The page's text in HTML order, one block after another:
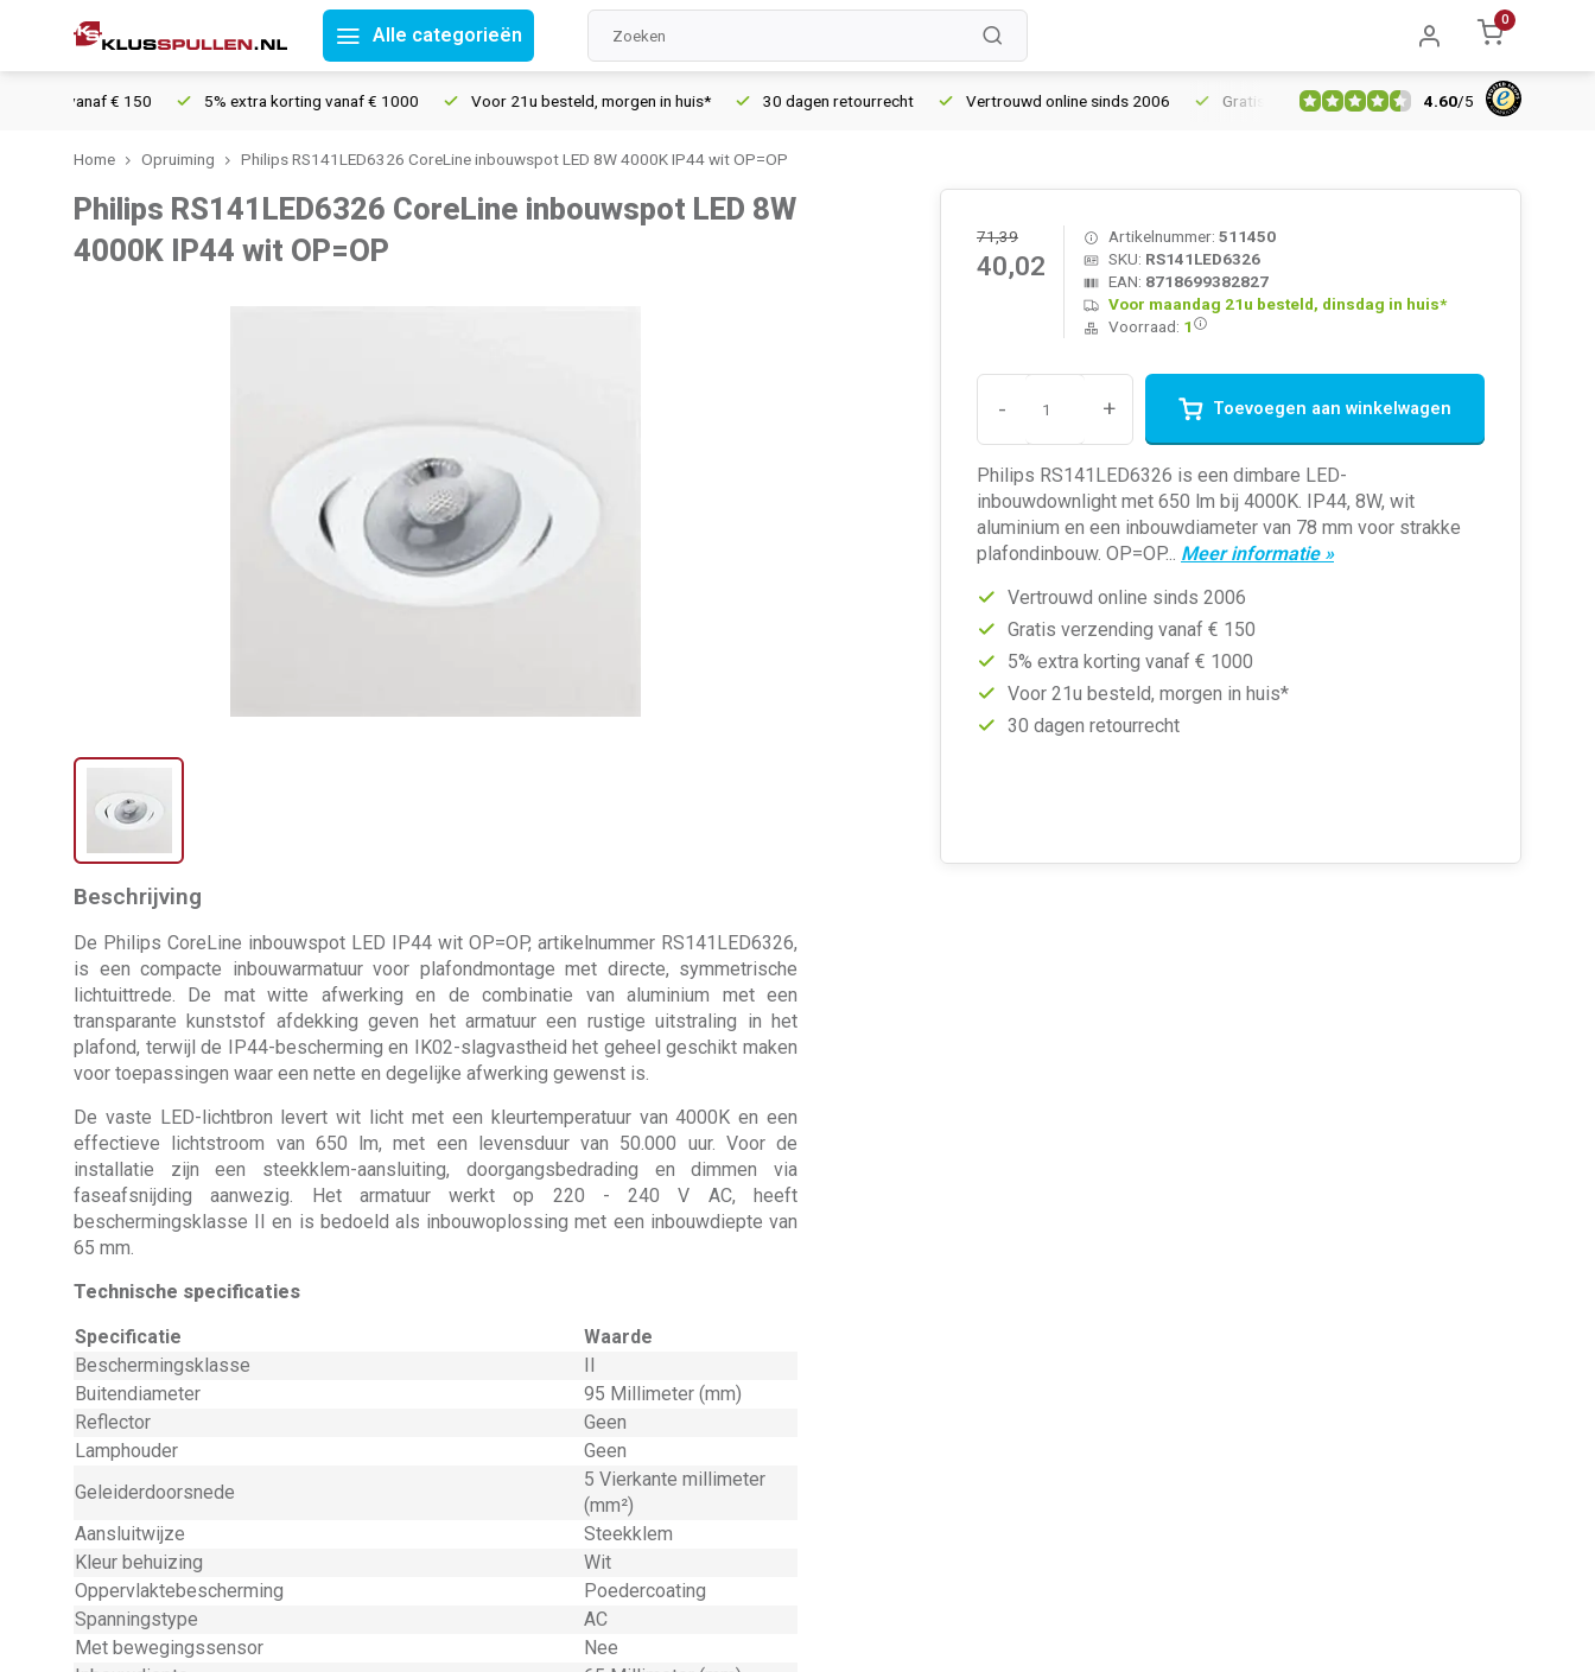
Alle categorieën
0
€ 150 5% extra korting vanaf € 1000 Voor 21u besteld, morgen in huis* 30 dagen retourrecht Vertrouwd online sinds 2006 Gratis verzending vanaf € 150 5% extra korting vanaf €
4.60/5
Home Opruiming Philips RS141LED6326 CoreLine inbouwspot LED 8W 4000K IP44 wit OP=OP
Philips RS141LED6326 CoreLine inbouwspot LED 8W
4000K IP44 wit OP=OP
71,39
40,02
Artikelnummer: 511450
SKU: RS141LED6326
EAN: 8718699382827
Voor maandag 21u besteld, dinsdag in huis*
Voorraad: 1
- + Toevoegen aan winkelwagen
Philips RS141LED6326 is een dimbare LED-
inbouwdownlight met 650 lm bij 4000K. IP44, 8W, wit
aluminium en een inbouwdiameter van 78 mm voor strakke
plafondinbouw. OP=OP... Meer informatie »
Vertrouwd online sinds 2006
Gratis verzending vanaf € 150
5% extra korting vanaf € 1000
Voor 21u besteld, morgen in huis*
30 dagen retourrecht
Beschrijving
De Philips CoreLine inbouwspot LED IP44 wit OP=OP, artikelnummer RS141LED6326,
is een compacte inbouwarmatuur voor plafondmontage met directe, symmetrische
lichtuittrede. De mat witte afwerking en de combinatie van aluminium met een
transparante kunststof afdekking geven het armatuur een rustige uitstraling in het
plafond, terwijl de IP44-bescherming en IK02-slagvastheid het geheel geschikt maken
voor toepassingen waar een nette en degelijke afwerking gewenst is.
De vaste LED-lichtbron levert wit licht met een kleurtemperatuur van 4000K en een
effectieve lichtstroom van 650 lm, met een levensduur van 50.000 uur. Voor de
installatie zijn een steekklem-aansluiting, doorgangsbedrading en dimmen via
faseafsnijding aanwezig. Het armatuur werkt op 220 - 240 V AC, heeft
beschermingsklasse II en is bedoeld als inbouwoplossing met een inbouwdiepte van
65 mm.
Technische specificaties
Specificatie
Waarde
Beschermingsklasse
II
Buitendiameter
95 Millimeter (mm)
Reflector
Geen
Lamphouder
Geen
Geleiderdoorsnede
5 Vierkante millimeter
(mm²)
Aansluitwijze
Steekklem
Kleur behuizing
Wit
Oppervlaktebescherming
Poedercoating
Spanningstype
AC
Met bewegingssensor
Nee